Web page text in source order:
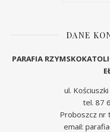
DANE
PARAFIA
ul.
tel. 87
Proboszcz nr
email: